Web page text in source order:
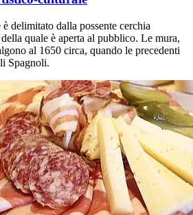
delimitato dalla possente cerchia
quale è aperta al pubblico. Le mura,
al 1650 circa, quando le precedenti
Spagnoli.